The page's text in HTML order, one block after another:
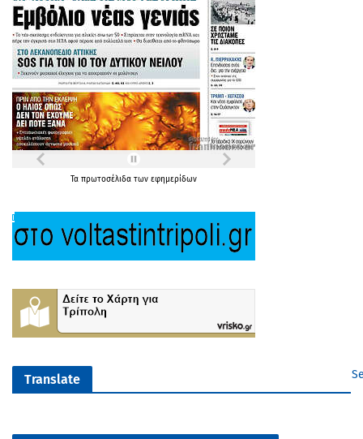
Τα πρωτοσέλιδα των εφημερίδων
Translate